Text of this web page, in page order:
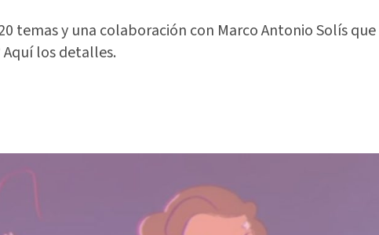
temas y una colaboración con Marco Antonio Solís que
los detalles.